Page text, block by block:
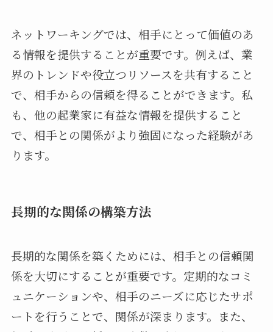
ネットワーキングでは、相手にとって価値のあ
る情報を提供することが重要です。例えば、業
界のトレンドや役立つリソースを共有すること
で、相手からの信頼を得ることができます。私
も、他の起業家に有益な情報を提供すること
で、相手との関係がより強固になった経験があ
ります。
長期的な関係の構築方法
長期的な関係を築くためには、相手との信頼関
係を大切にすることが重要です。定期的なコミ
ュニケーションや、相手のニーズに応じたサポ
ートを行うことで、関係が深まります。また、